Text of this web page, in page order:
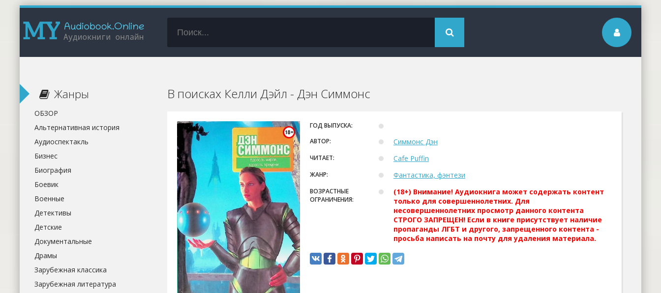
В поисках Келли Дэйл - Дэн Симмонс
ГОД ВЫПУСКА:
АВТОР:
Симмонс Дэн
ЧИТАЕТ: Cafe Puffin
ЖАНР: Фантастика, фэнтези
ВОЗРАСТНЫЕ
ОГРАНИЧЕНИЯ:
(18+) Внимание! Аудиокнига может содержать контент
только для совершеннолетних. Для
несовершеннолетних просмотр данного контента
СТРОГО ЗАПРЕЩЕН! Если в книге присутствует наличие
пропаганды ЛГБТ и другого, запрещенного контента -
просьба написать на почту для удаления материала.
Жанры
ОБЗОР
Альтернативная история
Аудиоспектакль
Бизнес
Биография
Боевик
Военные
Детективы
Детские
Документальные
Драмы
Зарубежная классика
Зарубежная литература